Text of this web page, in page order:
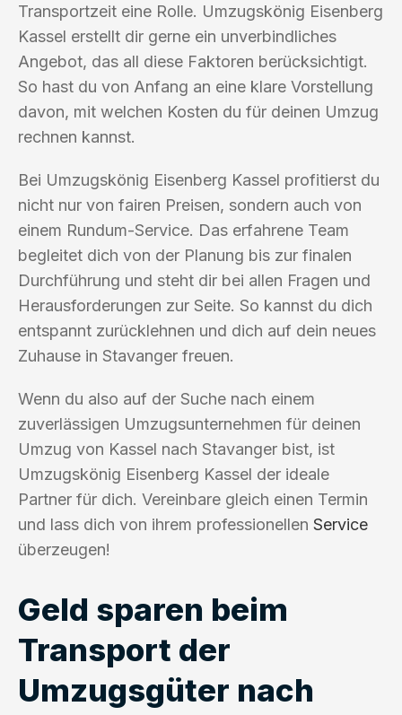
Transportzeit eine Rolle. Umzugskönig Eisenberg
Kassel erstellt dir gerne ein unverbindliches
Angebot, das all diese Faktoren berücksichtigt.
So hast du von Anfang an eine klare Vorstellung
davon, mit welchen Kosten du für deinen Umzug
rechnen kannst.
Bei Umzugskönig Eisenberg Kassel profitierst du
nicht nur von fairen Preisen, sondern auch von
einem Rundum-Service. Das erfahrene Team
begleitet dich von der Planung bis zur finalen
Durchführung und steht dir bei allen Fragen und
Herausforderungen zur Seite. So kannst du dich
entspannt zurücklehnen und dich auf dein neues
Zuhause in Stavanger freuen.
Wenn du also auf der Suche nach einem
zuverlässigen Umzugsunternehmen für deinen
Umzug von Kassel nach Stavanger bist, ist
Umzugskönig Eisenberg Kassel der ideale
Partner für dich. Vereinbare gleich einen Termin
und lass dich von ihrem professionellen Service
überzeugen!
Geld sparen beim
Transport der
Umzugsgüter nach